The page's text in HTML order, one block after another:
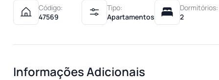
Código:
47569
Tipo:
Apartamentos
Dormitórios:
2
Informações Adicionais